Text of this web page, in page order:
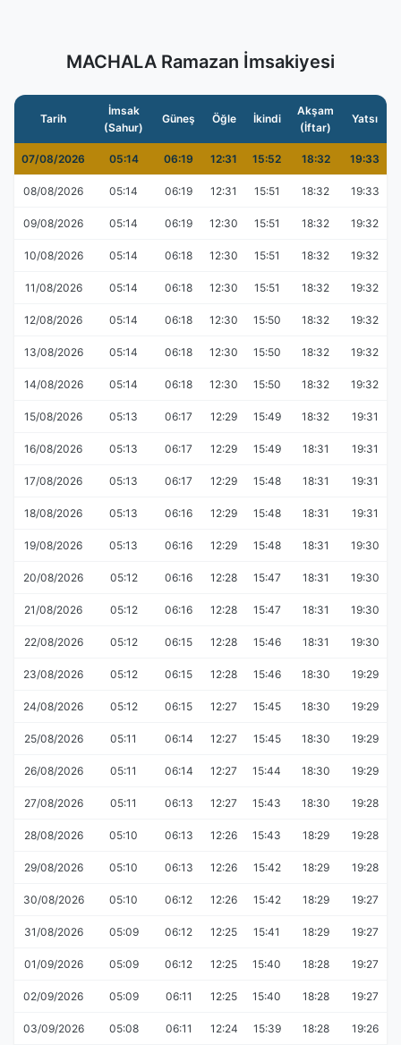
MACHALA Ramazan İmsakiyesi
Tarih
İmsak
(Sahur)
Güneş Öğle İkindi
Akşam
(İftar)
Yatsı
07/08/2026 05:14 06:19 12:31 15:52 18:32 19:33
08/08/2026 05:14 06:19 12:31 15:51 18:32 19:33
09/08/2026 05:14 06:19 12:30 15:51 18:32 19:32
10/08/2026 05:14 06:18 12:30 15:51 18:32 19:32
11/08/2026 05:14 06:18 12:30 15:51 18:32 19:32
12/08/2026 05:14 06:18 12:30 15:50 18:32 19:32
13/08/2026 05:14 06:18 12:30 15:50 18:32 19:32
14/08/2026 05:14 06:18 12:30 15:50 18:32 19:32
15/08/2026 05:13 06:17 12:29 15:49 18:32 19:31
16/08/2026 05:13 06:17 12:29 15:49 18:31 19:31
17/08/2026 05:13 06:17 12:29 15:48 18:31 19:31
18/08/2026 05:13 06:16 12:29 15:48 18:31 19:31
19/08/2026 05:13 06:16 12:29 15:48 18:31 19:30
20/08/2026 05:12 06:16 12:28 15:47 18:31 19:30
21/08/2026 05:12 06:16 12:28 15:47 18:31 19:30
22/08/2026 05:12 06:15 12:28 15:46 18:31 19:30
23/08/2026 05:12 06:15 12:28 15:46 18:30 19:29
24/08/2026 05:12 06:15 12:27 15:45 18:30 19:29
25/08/2026 05:11 06:14 12:27 15:45 18:30 19:29
26/08/2026 05:11 06:14 12:27 15:44 18:30 19:29
27/08/2026 05:11 06:13 12:27 15:43 18:30 19:28
28/08/2026 05:10 06:13 12:26 15:43 18:29 19:28
29/08/2026 05:10 06:13 12:26 15:42 18:29 19:28
30/08/2026 05:10 06:12 12:26 15:42 18:29 19:27
31/08/2026 05:09 06:12 12:25 15:41 18:29 19:27
01/09/2026 05:09 06:12 12:25 15:40 18:28 19:27
02/09/2026 05:09 06:11 12:25 15:40 18:28 19:27
03/09/2026 05:08 06:11 12:24 15:39 18:28 19:26